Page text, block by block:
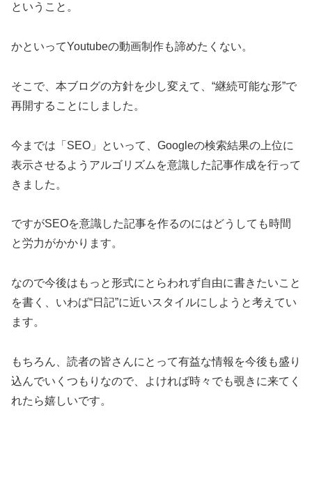
ということ。
かといってYoutubeの動画制作も諦めたくない。
そこで、本ブログの方針を少し変えて、“継続可能な形”で
再開することにしました。
今までは「SEO」といって、Googleの検索結果の上位に
表示させるようアルゴリズムを意識した記事作成を行って
きました。
ですがSEOを意識した記事を作るのにはどうしても時間
と労力がかかります。
なので今後はもっと形式にとらわれず自由に書きたいこと
を書く、いわば“日記”に近いスタイルにしようと考えてい
ます。
もちろん、読者の皆さんにとって有益な情報を今後も盛り
込んでいくつもりなので、よければ時々でも覗きに来てく
れたら嬉しいです。